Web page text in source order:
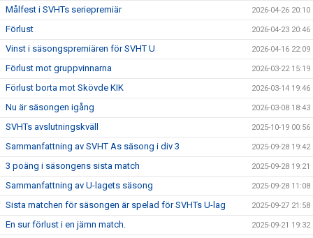
Målfest i SVHTs seriepremiär 2026-04-26 20:10
Förlust 2026-04-23 20:46
Vinst i säsongspremiären för SVHT U 2026-04-16 22:09
Förlust mot gruppvinnarna 2026-03-22 15:19
Förlust borta mot Skövde KIK 2026-03-14 19:46
Nu är säsongen igång 2026-03-08 18:43
SVHTs avslutningskväll 2025-10-19 00:56
Sammanfattning av SVHT As säsong i div 3 2025-09-28 19:42
3 poäng i säsongens sista match 2025-09-28 19:21
Sammanfattning av U-lagets säsong 2025-09-28 11:08
Sista matchen för säsongen är spelad för SVHTs U-lag 2025-09-27 21:58
En sur förlust i en jämn match. 2025-09-21 19:32